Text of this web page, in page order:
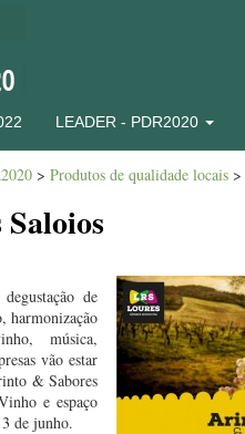
LEADER - PDR2020
> Produtos de qualidade locais >
de
harmonização
música,
vão estar
& Sabores
e espaço
de junho.